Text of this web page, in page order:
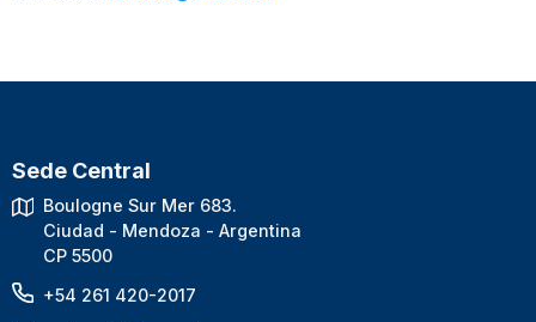
Sede Central
Boulogne Sur Mer 683.
Ciudad - Mendoza - Argentina
CP 5500
+54 261 420-2017